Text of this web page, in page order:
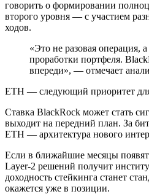
говорить о формировании
второго уровня — с участием
ходов.
«Это не разовая операция,
проработки портфеля.
впереди», — отмечает
ETH — следующий приоритет
Ставка BlackRock может стать
выходит на передний план. За
ETH — архитектура нового
Если в ближайшие месяцы
Layer-2 решений получит
доходность стейкинга станет
окажется уже в позиции.